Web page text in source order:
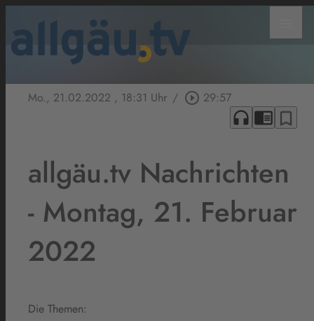
Mo., 21.02.2022 , 18:31 Uhr / play_circle_outline 29:57
headphones chrome_reader_mode bookmark_border
allgäu.tv Nachrichten
- Montag, 21. Februar
2022
Die Themen: